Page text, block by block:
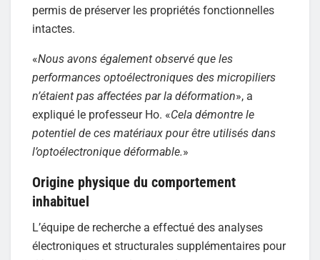
permis de préserver les propriétés fonctionnelles
intactes.
«Nous avons également observé que les
performances optoélectroniques des micropiliers
n’étaient pas affectées par la déformation», a
expliqué le professeur Ho. «Cela démontre le
potentiel de ces matériaux pour être utilisés dans
l’optoélectronique déformable.»
Origine physique du comportement
inhabituel
L’équipe de recherche a effectué des analyses
électroniques et structurales supplémentaires pour